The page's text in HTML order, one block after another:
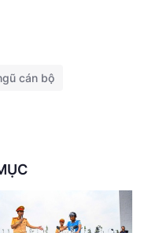
cán bộ